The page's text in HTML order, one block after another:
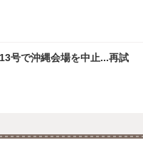
号で沖縄会場を中止...再試